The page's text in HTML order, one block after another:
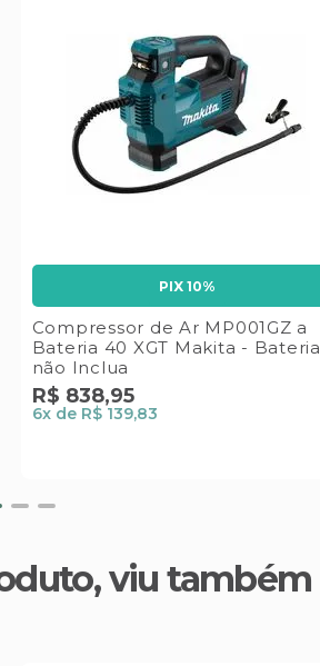
PIX 10%
Compressor de Ar MP001GZ a
Bateria 40 XGT Makita - Bateria
não Inclua
R$ 838,95
6x de R$ 139,83
viu também